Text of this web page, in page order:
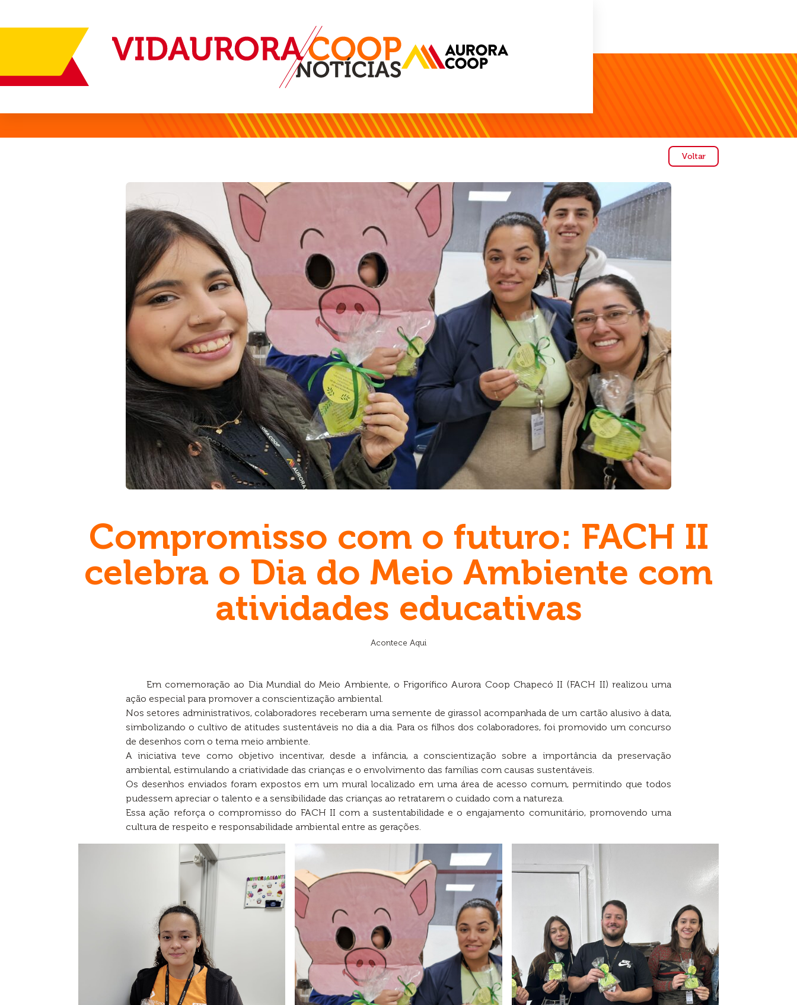
Voltar
Compromisso com o futuro: FACH II
celebra o Dia do Meio Ambiente com
atividades educativas
Acontece Aqui
Em comemoração ao Dia Mundial do Meio Ambiente, o Frigorífico Aurora Coop Chapecó II (FACH II) realizou uma
ação especial para promover a conscientização ambiental.
Nos setores administrativos, colaboradores receberam uma semente de girassol acompanhada de um cartão alusivo à data,
simbolizando o cultivo de atitudes sustentáveis no dia a dia. Para os filhos dos colaboradores, foi promovido um concurso
de desenhos com o tema meio ambiente.
A iniciativa teve como objetivo incentivar, desde a infância, a conscientização sobre a importância da preservação
ambiental, estimulando a criatividade das crianças e o envolvimento das famílias com causas sustentáveis.
Os desenhos enviados foram expostos em um mural localizado em uma área de acesso comum, permitindo que todos
pudessem apreciar o talento e a sensibilidade das crianças ao retratarem o cuidado com a natureza.
Essa ação reforça o compromisso do FACH II com a sustentabilidade e o engajamento comunitário, promovendo uma
cultura de respeito e responsabilidade ambiental entre as gerações.